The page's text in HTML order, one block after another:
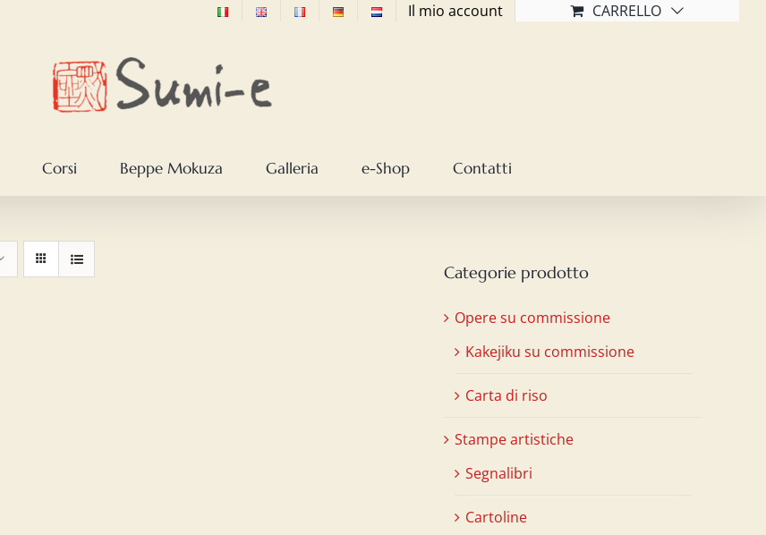
Il mio account CARRELLO
Corsi Beppe Mokuza Galleria e-Shop Contatti
Categorie prodotto
Opere su commissione
Kakejiku su commissione
Carta di riso
Stampe artistiche
Segnalibri
Cartoline